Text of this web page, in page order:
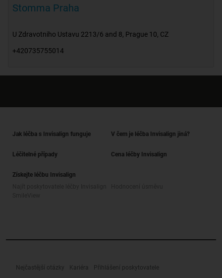
Stomma Praha
U Zdravotniho Ustavu 2213/6 and 8, Prague 10, CZ
+420735755014
Jak léčba s Invisalign funguje V čem je léčba Invisalign jiná?
Léčitelné případy Cena léčby Invisalign
Získejte léčbu Invisalign
Nejčastější otázky Kariéra Přihlášení poskytovatele